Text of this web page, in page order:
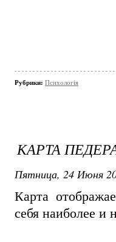
Рубрики: Психологія
КАРТА
Пятница, 24 Июня
Карта
себя наиболее и